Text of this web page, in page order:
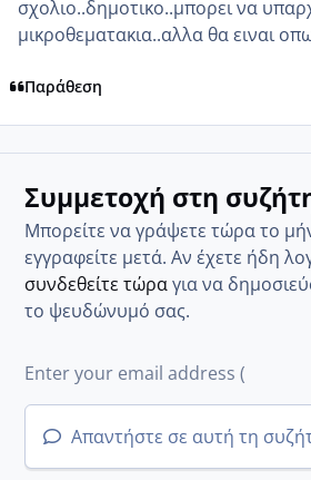
σχολιο..δημοτικο..μπορει να
μικροθεματακια..αλλα θα ειναι
Παράθεση
Συμμετοχή στη
Μπορείτε να γράψετε τώρα το
εγγραφείτε μετά. Αν έχετε ήδη
συνδεθείτε τώραγια να
το ψευδώνυμό σας.
Απαντήστε σε αυτή τη